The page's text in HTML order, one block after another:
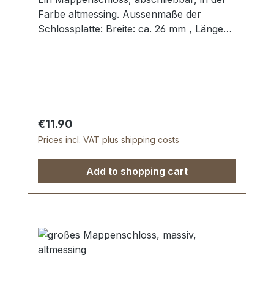
Farbe altmessing. Aussenmaße der
Schlossplatte: Breite: ca. 26 mm , Länge
und Unterteil 1 Stück Schlüssel 1 Stück
Unterlegscheibe (zur Befestigung des
Unterteils)
Regular price:
€11.90
Prices incl. VAT plus shipping costs
Add to shopping cart